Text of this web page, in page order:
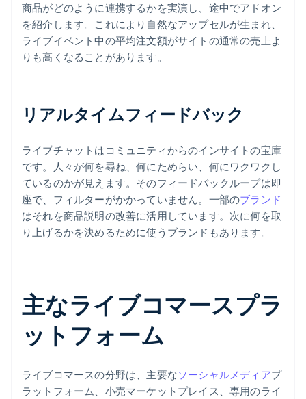
商品がどのように連携するかを実演し、途中でアドオン
を紹介します。これにより自然なアップセルが生まれ、
ライブイベント中の平均注文額がサイトの通常の売上よ
りも高くなることがあります。
リアルタイムフィードバック
ライブチャットはコミュニティからのインサイトの宝庫
です。人々が何を尋ね、何にためらい、何にワクワクし
ているのかが見えます。そのフィードバックループは即
座で、フィルターがかかっていません。一部のブランド
はそれを商品説明の改善に活用しています。次に何を取
り上げるかを決めるために使うブランドもあります。
主なライブコマースプラ
ットフォーム
ライブコマースの分野は、主要なソーシャルメディアプ
ラットフォーム、小売マーケットプレイス、専用のライ